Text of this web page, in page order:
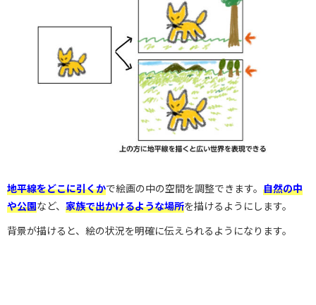
地平線をどこに引くかで絵画の中の空間を調整できます。 自然の中
や公園など、 家族で出かけるような場所を描けるようにします。
背景が描けると、絵の状況を明確に伝えられるようになります。